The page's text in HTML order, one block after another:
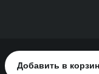
Добавить в